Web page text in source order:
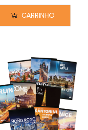
CARRINHO